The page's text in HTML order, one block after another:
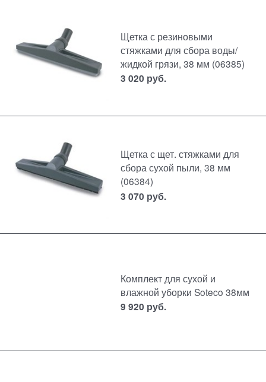
Щетка с резиновыми
стяжками для сбора воды/
жидкой грязи, 38 мм (06385)
3 020 руб.
Щетка с щет. стяжками для
сбора сухой пыли, 38 мм
(06384)
3 070 руб.
Комплект для сухой и
влажной уборки Soteco 38мм
9 920 руб.